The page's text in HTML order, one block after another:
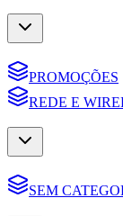
PROMOÇÕES
REDE E
SEM